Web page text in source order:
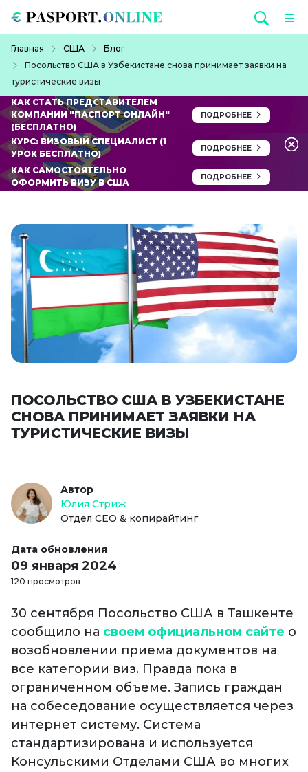
Главная США
Блог
Посольство США в Узбекистане снова принимает заявки на
туристические визы
КАК СТАТЬ ПРЕДСТАВИТЕЛЕМ
КОМПАНИИ "ПАСПОРТ ОНЛАЙН"
(БЕСПЛАТНО)
ПОДРОБНЕЕ
КУРС: ВИЗОВЫЙ СПЕЦИАЛИСТ (1
УРОК БЕСПЛАТНО)
ПОДРОБНЕЕ
КАК САМОСТОЯТЕЛЬНО
ОФОРМИТЬ ВИЗУ В США
ПОДРОБНЕЕ
ПОСОЛЬСТВО США В УЗБЕКИСТАНЕ
СНОВА ПРИНИМАЕТ ЗАЯВКИ НА
ТУРИСТИЧЕСКИЕ ВИЗЫ
Автор
Юлия Стриж
Отдел СЕО & копирайтинг
Дата обновления
09 января 2024
120 просмотров
30 сентября Посольство США в Ташкенте
сообщило на своем официальном сайте о
возобновлении приема документов на
все категории виз. Правда пока в
ограниченном объеме. Запись граждан
на собеседование осуществляется через
интернет систему. Система
стандартизирована и используется
Консульскими Отделами США во многих